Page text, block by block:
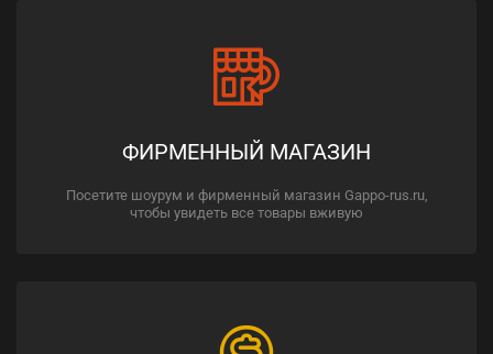
ФИРМЕННЫЙ МАГАЗИН
Посетите шоурум и фирменный магазин Gappo-rus.ru,
чтобы увидеть все товары вживую